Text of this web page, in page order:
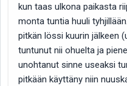
kun taas ulkona paikasta
monta tuntia huuli
pitkän lössi kuurin jälkeen
tuntunut nii ohuelta ja
unohtanut sinne useaksi
pitkään käyttäny niin